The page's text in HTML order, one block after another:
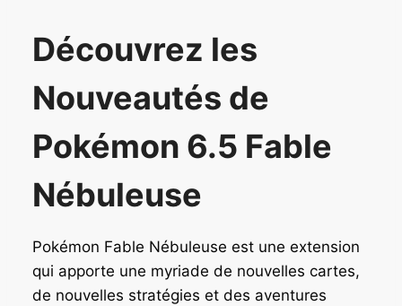
Découvrez les
Nouveautés de
Pokémon 6.5 Fable
Nébuleuse
Pokémon Fable Nébuleuse est une extension
qui apporte une myriade de nouvelles cartes,
de nouvelles stratégies et des aventures